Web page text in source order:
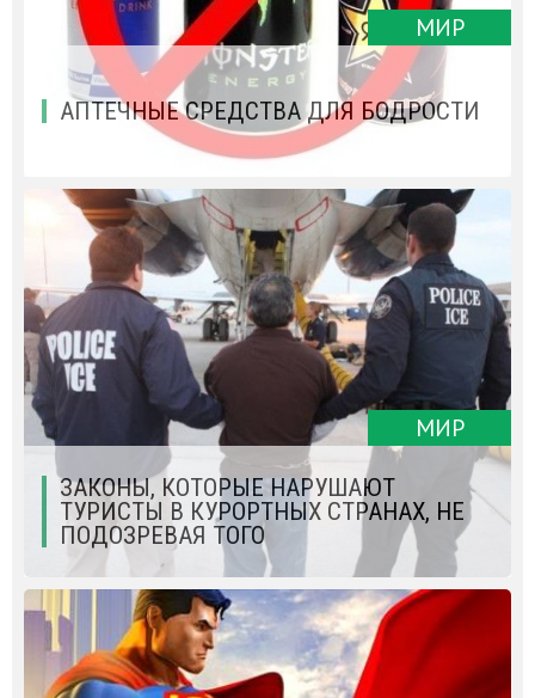
МИР
АПТЕЧНЫЕ СРЕДСТВА ДЛЯ БОДРОСТИ
МИР
ЗАКОНЫ, КОТОРЫЕ НАРУШАЮТ
ТУРИСТЫ В КУРОРТНЫХ СТРАНАХ, НЕ
ПОДОЗРЕВАЯ ТОГО